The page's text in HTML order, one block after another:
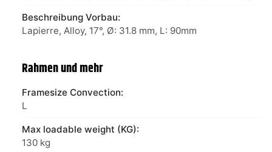
Beschreibung Vorbau:
Lapierre, Alloy, 17°, Ø: 31.8 mm, L: 90mm
Rahmen und mehr
Framesize Convection:
L
Max loadable weight (KG):
130 kg